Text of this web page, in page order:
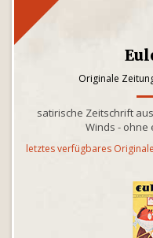
Originale
satirische Zeitschrift
Winds - ohne
letztes verfügbares